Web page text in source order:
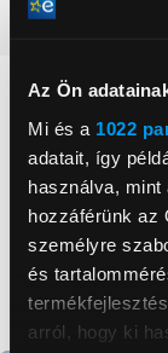
Az Ön
Mi és a 1022
adatait, így
használva,
hozzáférünk az
személyre
és
arról, hogy ki
Részletes